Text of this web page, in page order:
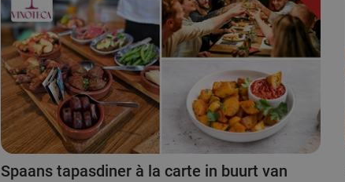
Spaans tapasdiner à la carte in buurt van